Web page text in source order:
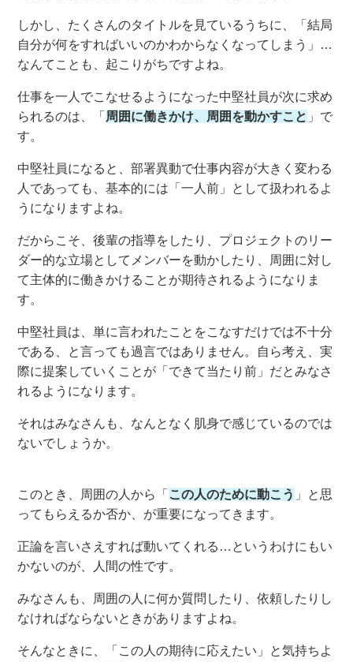
しかし、 たくさんのタイトルを見ているうちに、「結局
自分が何をすればいいのかわからなくなって しま う 」…
なんてことも、起こりがちですよね。
仕事を一人でこなせるようになった中堅社員が次に求め
られるのは
「 周囲に働きかけ、周囲を動かすこと 」で
す。
中堅社員になると、部署異動で仕事内容が大きく変わる
人であっても、基本的には 「一人前 」 として扱われるよ
うになりますよね。
だからこそ、後輩の指導をしたり、 プロジェクトのリー
ダー的な立場としてメンバーを動かしたり
、周囲に対し
て主体的に働きかけること が期待される ようになりま
す。
中堅社員は、単に言われたことをこなすだけでは不十分
である、 と言っても過言ではありません。 自ら考え、実
際に提案していくこと が「できて当たり前」だとみなさ
れるようになります。
それはみなさん も なんとなく肌身で感じているのでは
ないでしょうか。
このとき 周囲の人から「 この人のために動こう 」と思
ってもらえるか否か、 が重要になってきます。
正論を言いさえすれば動いてくれる …というわけにもい
かないのが、人間の性です。
みなさんも、周囲の人に何か質問したり 、依頼した り し
なければならないときがありますよね。
そんなときに、 「この人の期待に応えたい 」と気持ちよ